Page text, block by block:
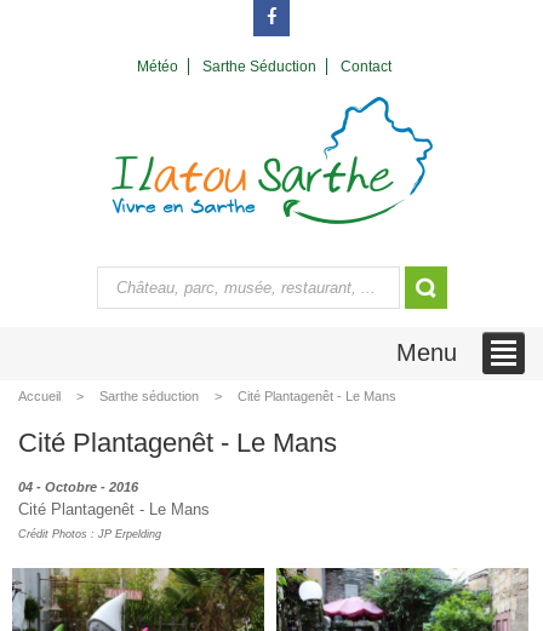
Météo Sarthe Séduction Contact
Menu
Accueil Sarthe séduction Cité Plantagenêt - Le Mans
Cité Plantagenêt - Le Mans
04 - Octobre - 2016
Cité Plantagenêt - Le Mans
Crédit Photos : JP Erpelding